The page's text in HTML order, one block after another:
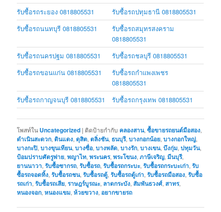
รับซื้อรถระยอง 0818805531
รับซื้อรถปทุมธานี 0818805531
รับซื้อรถนนทบุรี 0818805531
รับซื้อรถสมุทรสงคราม
0818805531
รับซื้อรถนครปฐม 0818805531
รับซื้อรถชลบุรี 0818805531
รับซื้อรถขอนแก่น 0818805531
รับซื้อรถกำแพงเพชร
0818805531
รับซื้อรถกาญจนบุรี 0818805531
รับซื้อรถกรุงเทพ 0818805531
โพสท์ใน Uncategorized | ติดป้ายกำกับ คลองสาน,ซื้อขายรถยนต์มือสอง,
ดำเนินสะดวก,ดินแดง,ดุสิต,ตลิ่งชัน, ธนบุรี,บางกอกน้อย,บางกอกใหญ่,
บางกะปิ,บางขุนเทียน,บางซื่อ,บางพลัด,บางรัก,บางเขน,บึงกุ่ม,ปทุมวัน,
ป้อมปราบศัตรูพ่าย,พญาไท,พระนคร,พระโขนง,ภาษีเจริญ,มีนบุรี,
ยานนาวา,รับซื้อซากรถ,รับซื้อรถ,รับซื้อรถกระบะ,รับซื้อรถกระบะเก่า,รับ
ซื้อรถจอดทิ้ง,รับซื้อรถชน,รับซื้อรถตู้,รับซื้อรถตู้เก่า,รับซื้อรถมือสอง,รับซื้อ
รถเก่า,รับซื้อรถเสีย,ราษฎร์บูรณะ, ลาดกระบัง, สัมพันธวงศ์, สาทร,
หนองจอก,หนองแขม,ห้วยขวาง, อยากขายรถ